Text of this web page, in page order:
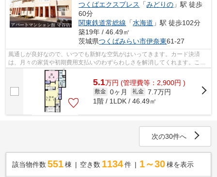
つくばエクスプレス
「みどりの 」駅 徒歩
60分
関東鉄道常総線 「水海道 」駅 徒歩102分
築19年 / 46.49㎡
茨城県つくばみらい市伊奈東61-27
風通しが良好なので、いつでも新鮮な空気がはいってきます。カード決済
は、月々の家賃や初期費用支払いのわずらわしさを解消してくれます。こち
らの物件はアパートです。建物の共用部...
5.1万円 (管理費等：2,900円 )
敷金 0ヶ月 礼金 7.7万円
1階 / 1LDK / 46.49㎡
次の30件へ
該当物件数 551棟 空き数 1134 件 1～30 棟を表示